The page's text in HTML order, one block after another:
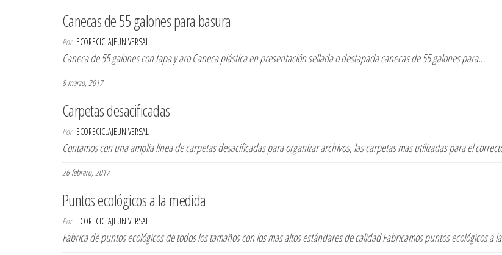
Canecas de 55 galones para basura
Por ECORECICLAJEUNIVERSAL
Caneca de 55 galones con tapa y aro Caneca plástica en presentación sellada o destapada canecas de 55 galones para…
8 marzo, 2017
Carpetas desacificadas
Por ECORECICLAJEUNIVERSAL
Contamos con una amplia linea de carpetas desacificadas para organizar archivos, las carpetas mas utilizadas para el
26 febrero, 2017
Puntos ecológicos a la medida
Por ECORECICLAJEUNIVERSAL
Fabrica de puntos ecológicos de todos los tamaños con los mas altos estándares de calidad Fabricamos puntos ecológicos a